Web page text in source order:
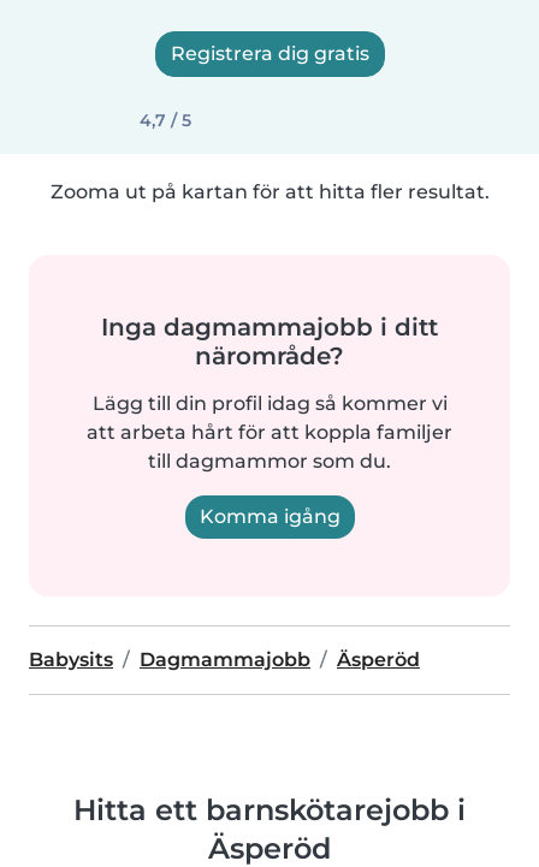
Registrera dig gratis
4,7 / 5
Zooma ut på kartan för att hitta fler resultat.
Inga dagmammajobb i ditt
närområde?
Lägg till din profil idag så kommer vi
att arbeta hårt för att koppla familjer
till dagmammor som du.
Komma igång
Babysits Dagmammajobb Äsperöd
Hitta ett barnskötarejobb i
Äsperöd